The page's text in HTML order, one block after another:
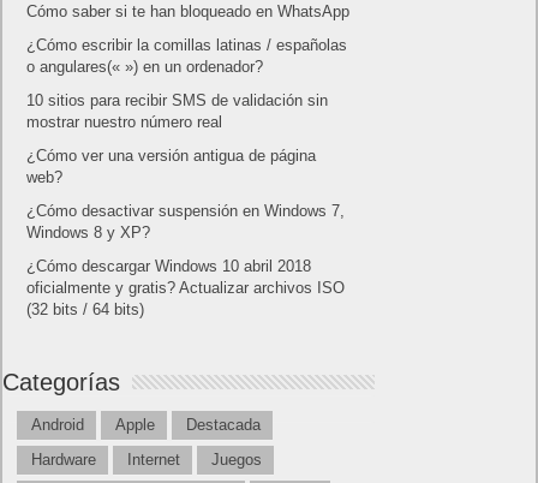
Cómo saber si te han bloqueado en WhatsApp
¿Cómo escribir la comillas latinas / españolas
o angulares(« ») en un ordenador?
10 sitios para recibir SMS de validación sin
mostrar nuestro número real
¿Cómo ver una versión antigua de página
web?
¿Cómo desactivar suspensión en Windows 7,
Windows 8 y XP?
¿Cómo descargar Windows 10 abril 2018
oficialmente y gratis? Actualizar archivos ISO
(32 bits / 64 bits)
Categorías
Android Apple
Destacada
Hardware
Internet
Juegos